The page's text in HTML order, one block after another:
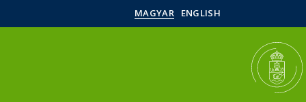
MAGYAR ENGLISH